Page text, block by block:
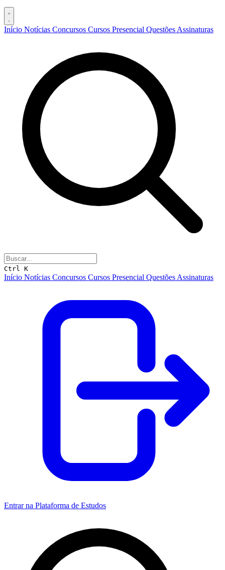
Início Notícias Concursos Cursos Presencial Questões Assinaturas
Ctrl K
Início Notícias Concursos Cursos Presencial Questões Assinaturas
Entrar na Plataforma de Estudos